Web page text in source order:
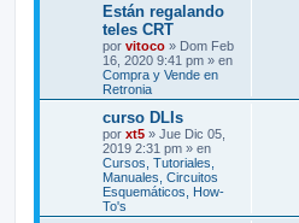
Están regalando
teles CRT
por vitoco » Dom Feb
16, 2020 9:41 pm » en
Compra y Vende en
Retronia
curso DLIs
por xt5 » Jue Dic 05,
2019 2:31 pm » en
Cursos, Tutoriales,
Manuales, Circuitos
Esquemáticos, How-
To's